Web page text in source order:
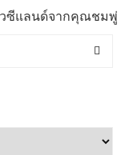
วซีแลนด์จากคุณชมพู่